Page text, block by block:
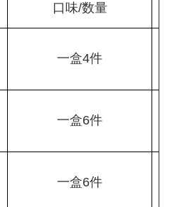
口味/数量
一盒4件
一盒6件
一盒6件